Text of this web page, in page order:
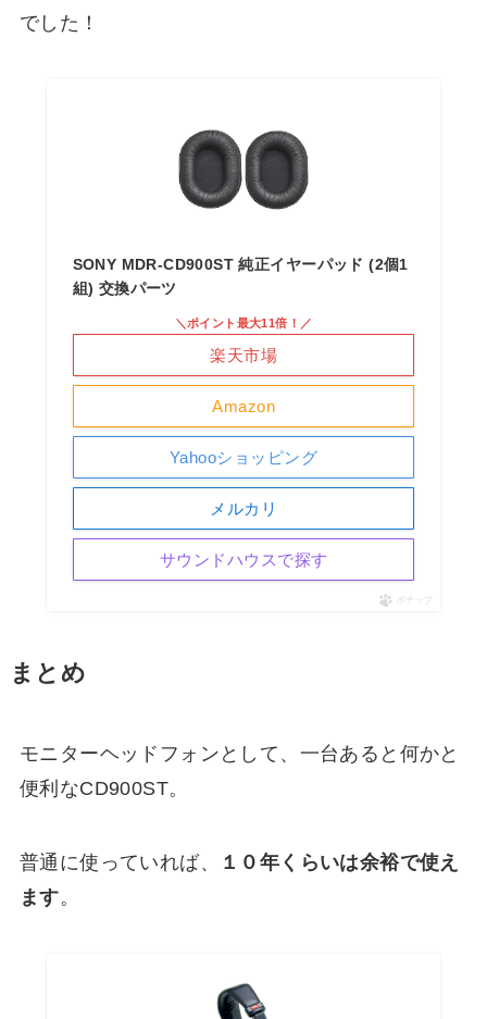
でした！
SONY MDR-CD900ST 純正イヤーパッド (2個1
組) 交換パーツ
Amazon
＼ポイント最大11倍！／
楽天市場
Yahooショッピング
メルカリ
サウンドハウスで探す
ポチップ
まとめ
モニターヘッドフォンとして、一台あると何かと
便利なCD900ST。
普通に使っていれば、
１０年くらいは余裕で使え
ます。